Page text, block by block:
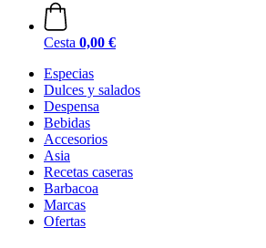
Cesta 0,00 €
Especias
Dulces y salados
Despensa
Bebidas
Accesorios
Asia
Recetas caseras
Barbacoa
Marcas
Ofertas